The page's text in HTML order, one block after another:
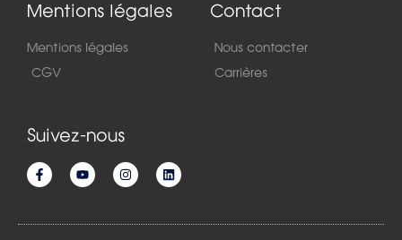
Mentions légales
Mentions légales
CGV
Contact
Nous contacter
Carrières
Suivez-nous